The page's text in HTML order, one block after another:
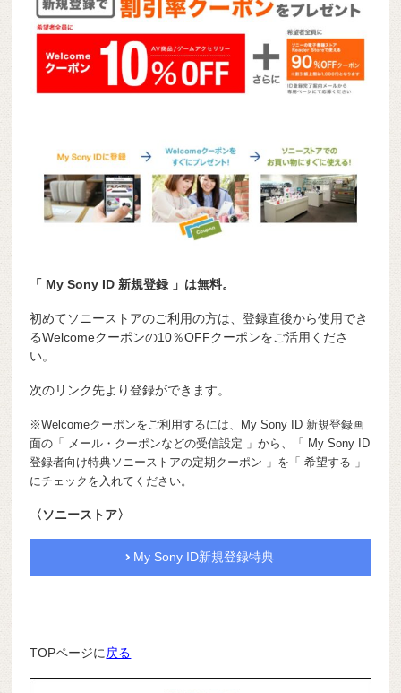
「 My Sony ID 新規登録 」は無料。
初めてソニーストアのご利用の方は、登録直後から使用でき
るWelcomeクーポンの10％OFFクーポンをご活用くださ
い。
次のリンク先より登録ができます。
※Welcomeクーポンをご利用するには、My Sony ID 新規登録画
面の「 メール・クーポンなどの受信設定 」から、「 My Sony ID
登録者向け特典ソニーストアの定期クーポン 」を「 希望する 」
にチェックを入れてください。
〈ソニーストア〉
My Sony ID新規登録特典
TOPページに 戻る